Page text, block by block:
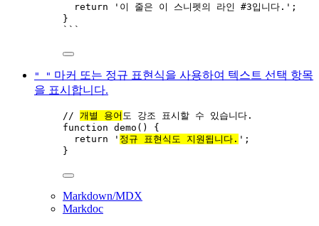
return
' 이 줄은 이 스니펫의 라인 #3입니다. ' ;
}
```
" " 마커 또는 정규 표현식을 사용하여 텍스트 선택 항목
을 표시합니다.
// 개별 용어 도 강조 표시할 수 있습니다.
function demo ()
{
return
' 정규 표현식도 지원됩니다. ' ;
}
Markdown/MDX
Markdoc